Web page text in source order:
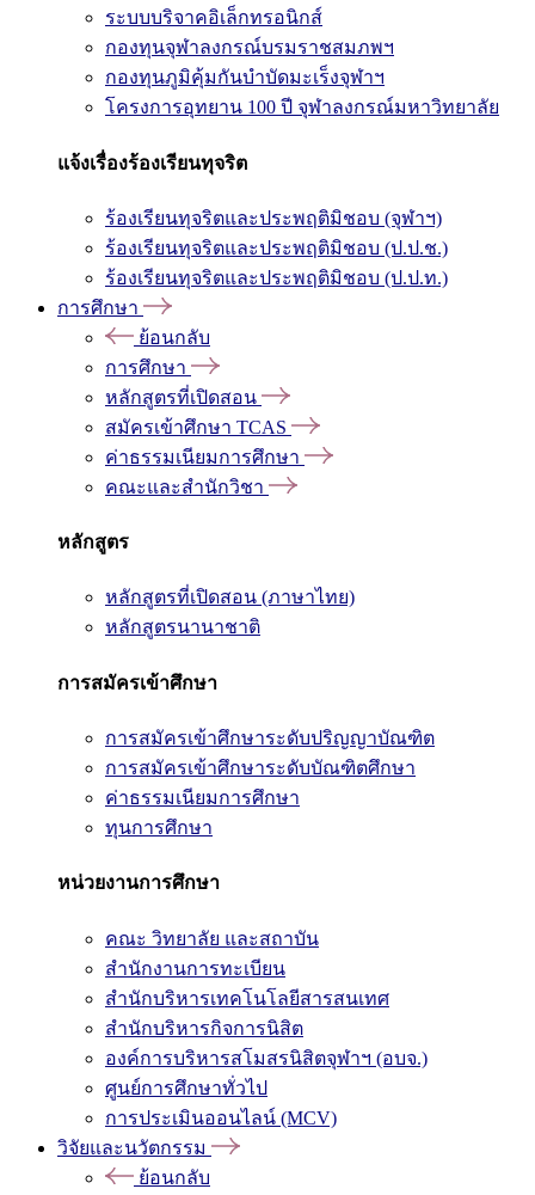
ระบบบริจาคอิเล็กทรอนิกส์
กองทุนจุฬาลงกรณ์บรมราชสมภพฯ
กองทุนภูมิคุ้มกันบำบัดมะเร็งจุฬาฯ
โครงการอุทยาน 100 ปี จุฬาลงกรณ์มหาวิทยาลัย
แจ้งเรื่องร้องเรียนทุจริต
ร้องเรียนทุจริตและประพฤติมิชอบ (จุฬาฯ)
ร้องเรียนทุจริตและประพฤติมิชอบ (ป.ป.ช.)
ร้องเรียนทุจริตและประพฤติมิชอบ (ป.ป.ท.)
การศึกษา
ย้อนกลับ
การศึกษา
หลักสูตรที่เปิดสอน
สมัครเข้าศึกษา TCAS
ค่าธรรมเนียมการศึกษา
คณะและสำนักวิชา
หลักสูตร
หลักสูตรที่เปิดสอน (ภาษาไทย)
หลักสูตรนานาชาติ
การสมัครเข้าศึกษา
การสมัครเข้าศึกษาระดับปริญญาบัณฑิต
การสมัครเข้าศึกษาระดับบัณฑิตศึกษา
ค่าธรรมเนียมการศึกษา
ทุนการศึกษา
หน่วยงานการศึกษา
คณะ วิทยาลัย และสถาบัน
สำนักงานการทะเบียน
สำนักบริหารเทคโนโลยีสารสนเทศ
สำนักบริหารกิจการนิสิต
องค์การบริหารสโมสรนิสิตจุฬาฯ (อบจ.)
ศูนย์การศึกษาทั่วไป
การประเมินออนไลน์ (MCV)
วิจัยและนวัตกรรม
ย้อนกลับ